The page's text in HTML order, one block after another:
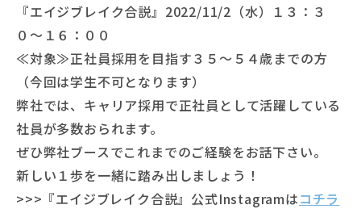
『エイジブレイク合説』2022/11/2 （水）１３：３
０〜１６：００
≪対象≫正社員採用を目指す３５〜５４歳までの方
（今回は学生不可となります）
弊社では、キャリア採用で正社員として活躍している
社員が多数おられます。
ぜひ弊社ブースでこれまでのご経験をお話下さい。
新しい１歩を一緒に踏み出しましょう！
>>>『エイジブレイク合説』公式Instagramはコチラ